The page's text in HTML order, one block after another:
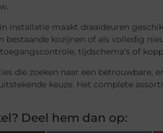
installatie maakt draaideuren
bestaande kozijnen of als volledig
tijdschema’s of
die zoeken naar een
keuze. Het complete
Deel hem dan op: